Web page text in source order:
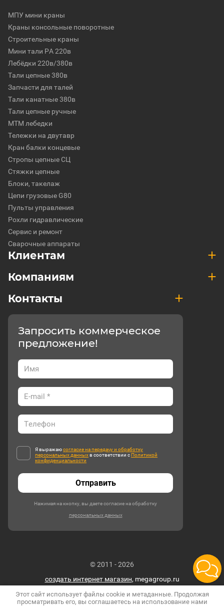
МПУ мини краны
Краны консольные поворотные
Строительные краны
Мини тали РА 220в
Лебёдки 220в/380в
Тали цепные 380в
Запчасти для талей
Тали канатные 380в
Тали цепные ручные
МТМ лебедки
Тележки на двутавр
Кран балки концевые
Стропы цепные СЦ
Стяжки цепные
Блоки, такелаж
Цепи грузовые G80
Пульты управления
Рохли гидравлические
Сервис и ремонт
Сварочные аппараты
Клиентам
Компаниям
Контакты
Запросить коммерческое
предложение!
Я выражаюсогласие на передачу и обработку
персональных данныхв соответствии с Политикой
конфиденциальности
Отправить
Нажимая на кнопку, вы даете согласие на обработку
персональных данных
© 2011 - 2026
создать интернет магазин, megagroup.ru
Этот сайт использует файлы cookie и метаданные. Продолжая
просматривать его, вы соглашаетесь на использование нами